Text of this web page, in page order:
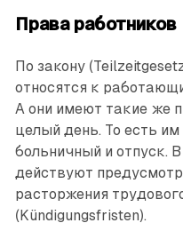
Права работников
По закону
относятся к
А они имеют такие же
целый день. То есть
больничный и отпуск.
действуют
расторжения
(Kündigungsfristen).